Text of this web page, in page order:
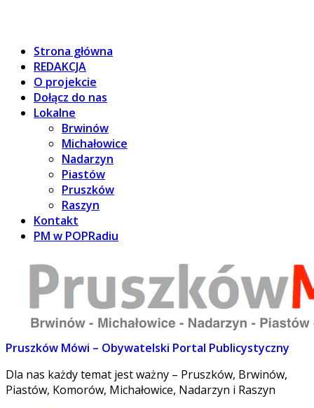
Strona główna
REDAKCJA
O projekcie
Dołącz do nas
Lokalne
Brwinów
Michałowice
Nadarzyn
Piastów
Pruszków
Raszyn
Kontakt
PM w POPRadiu
Pruszków Mówi – Obywatelski Portal Publicystyczny
Dla nas każdy temat jest ważny – Pruszków, Brwinów,
Piastów, Komorów, Michałowice, Nadarzyn i Raszyn